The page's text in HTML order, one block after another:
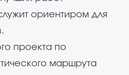
ориентиром для
проекта по
маршрута